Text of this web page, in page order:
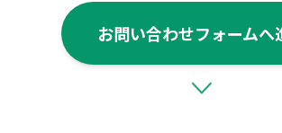
お問い合わせフォームへ